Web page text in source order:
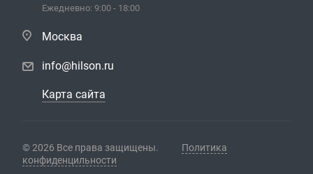
Ежедневно: 9:00 - 18:00
Москва
info@hilson.ru
Карта сайта
© 2026 Все права защищены.
Политика
конфиденцильности